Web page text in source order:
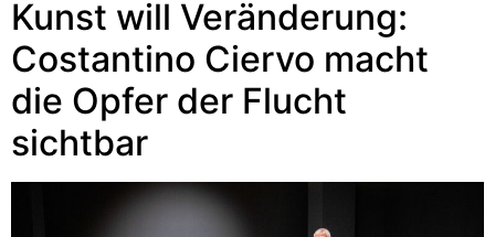
Kunst will Veränderung:
Costantino Ciervo macht
die Opfer der Flucht
sichtbar